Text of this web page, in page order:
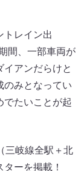
トレイン出
間、一部車両が
アンだらけと
のみとなってい
でたいことが起
三岐線全駅＋北
ターを掲載！